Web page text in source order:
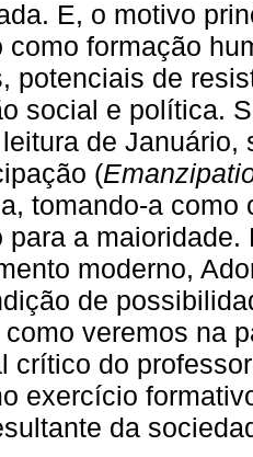
E, o motivo
como formação
potenciais de
social e política.
de
(
tomando-a
para a
moderno,
de
veremos na
crítico do
exercício
da